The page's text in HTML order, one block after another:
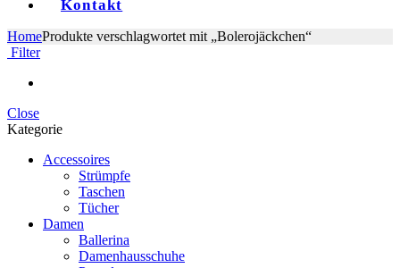
Kontakt
HomeProdukte verschlagwortet mit „Bolerojäckchen“
Filter
Close
Kategorie
Accessoires
Strümpfe
Taschen
Tücher
Damen
Ballerina
Damenhausschuhe